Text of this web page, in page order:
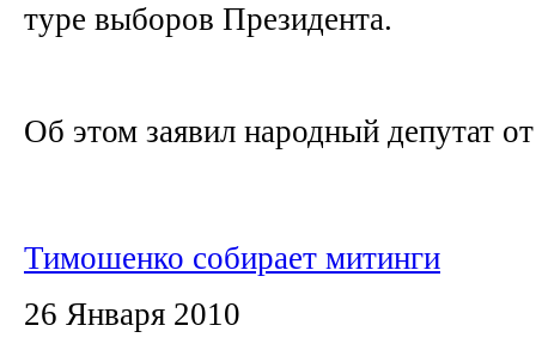
туре выборов Президента.
Об этом заявил народный депутат
Тимошенко собирает митинги
26 Января 2010